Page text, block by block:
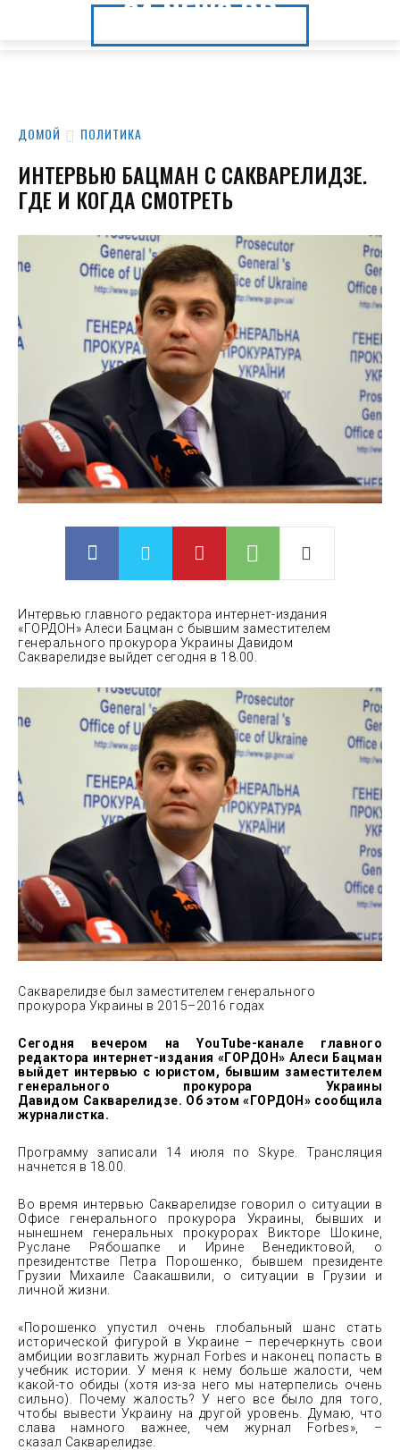
24.NEWS.DP
24.NEWS.DP
ДОМОЙ ПОЛИТИКА
ИНТЕРВЬЮ БАЦМАН С САКВАРЕЛИДЗЕ.
ГДЕ И КОГДА СМОТРЕТЬ
Интервью главного редактора интернет-издания
«ГОРДОН» Алеси Бацман с бывшим заместителем
генерального прокурора Украины Давидом
Сакварелидзе выйдет сегодня в 18.00.
Сакварелидзе был заместителем генерального
прокурора Украины в 2015–2016 годах
Сегодня вечером на YouTube-канале главного
редактора интернет-издания «ГОРДОН» Алеси Бацман
выйдет интервью с юристом, бывшим заместителем
генерального прокурора Украины
Давидом Сакварелидзе. Об этом «ГОРДОН» сообщила
журналистка.
Программу записали 14 июля по Skype. Трансляция
начнется в 18.00.
Во время интервью Сакварелидзе говорил о ситуации в
Офисе генерального прокурора Украины, бывших и
нынешнем генеральных прокурорах Викторе Шокине,
Руслане Рябошапке и Ирине Венедиктовой, о
президентстве Петра Порошенко, бывшем президенте
Грузии Михаиле Саакашвили, о ситуации в Грузии и
личной жизни.
«Порошенко упустил очень глобальный шанс стать
исторической фигурой в Украине – перечеркнуть свои
амбиции возглавить журнал Forbes и наконец попасть в
учебник истории. У меня к нему больше жалости, чем
какой-то обиды (хотя из-за него мы натерпелись очень
сильно). Почему жалость? У него все было для того,
чтобы вывести Украину на другой уровень. Думаю, что
слава намного важнее, чем журнал Forbes», –
сказал Сакварелидзе.